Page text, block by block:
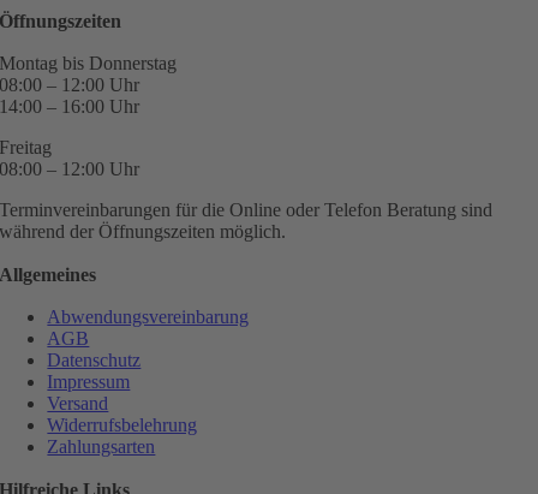
Öffnungszeiten
Montag bis Donnerstag
08:00 – 12:00 Uhr
14:00 – 16:00 Uhr
Freitag
08:00 – 12:00 Uhr
Terminvereinbarungen für die Online oder Telefon Beratung sind
während der Öffnungszeiten möglich.
Allgemeines
Abwendungsvereinbarung
AGB
Datenschutz
Impressum
Versand
Widerrufsbelehrung
Zahlungsarten
Hilfreiche Links